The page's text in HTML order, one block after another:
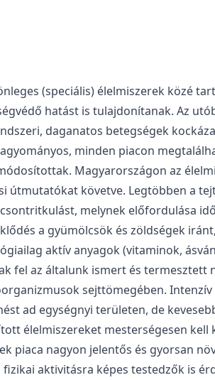
(speciális) élelmiszerek közé
hatást is tulajdonítanak. Az
daganatos betegségek
minden piacon
Magyarországon az
útmutatókat követve. Legtöbben a
melynek előfordulása
a gyümölcsök és zöldségek
aktív anyagok (vitaminok,
fel az általunk ismert és termesztett
sejttömegében.
ad egységnyi területen, de
élelmiszereket mesterségesen kell
piaca nagyon jelentős és gyorsan
aktivitásra képes testedzők is